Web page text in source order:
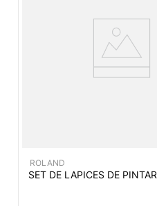
ROLAND
SET DE LAPICES DE PINTAR